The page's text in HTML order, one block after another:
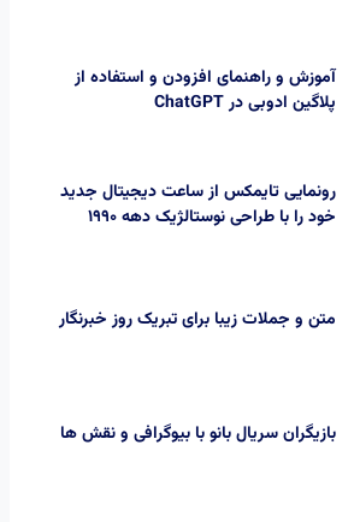
آموزش و راهنمای افزودن و استفاده از
پلاگین ادوبی در ChatGPT
رونمایی تایمکس از ساعت‌ دیجیتال جدید
خود را با طراحی نوستالژیک دهه 1990
متن و جملات زیبا برای تبریک روز خبرنگار
بازیگران سریال بانو با بیوگرافی و نقش ها